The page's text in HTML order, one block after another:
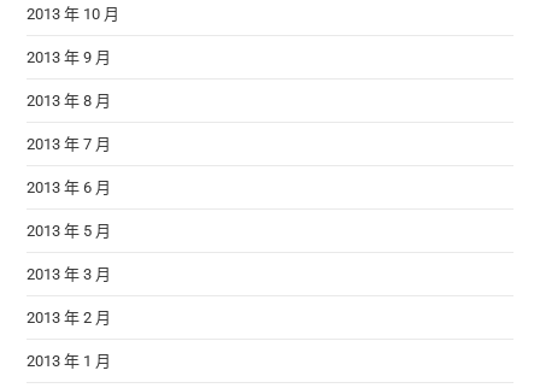
2013 年 10 月
2013 年 9 月
2013 年 8 月
2013 年 7 月
2013 年 6 月
2013 年 5 月
2013 年 3 月
2013 年 2 月
2013 年 1 月